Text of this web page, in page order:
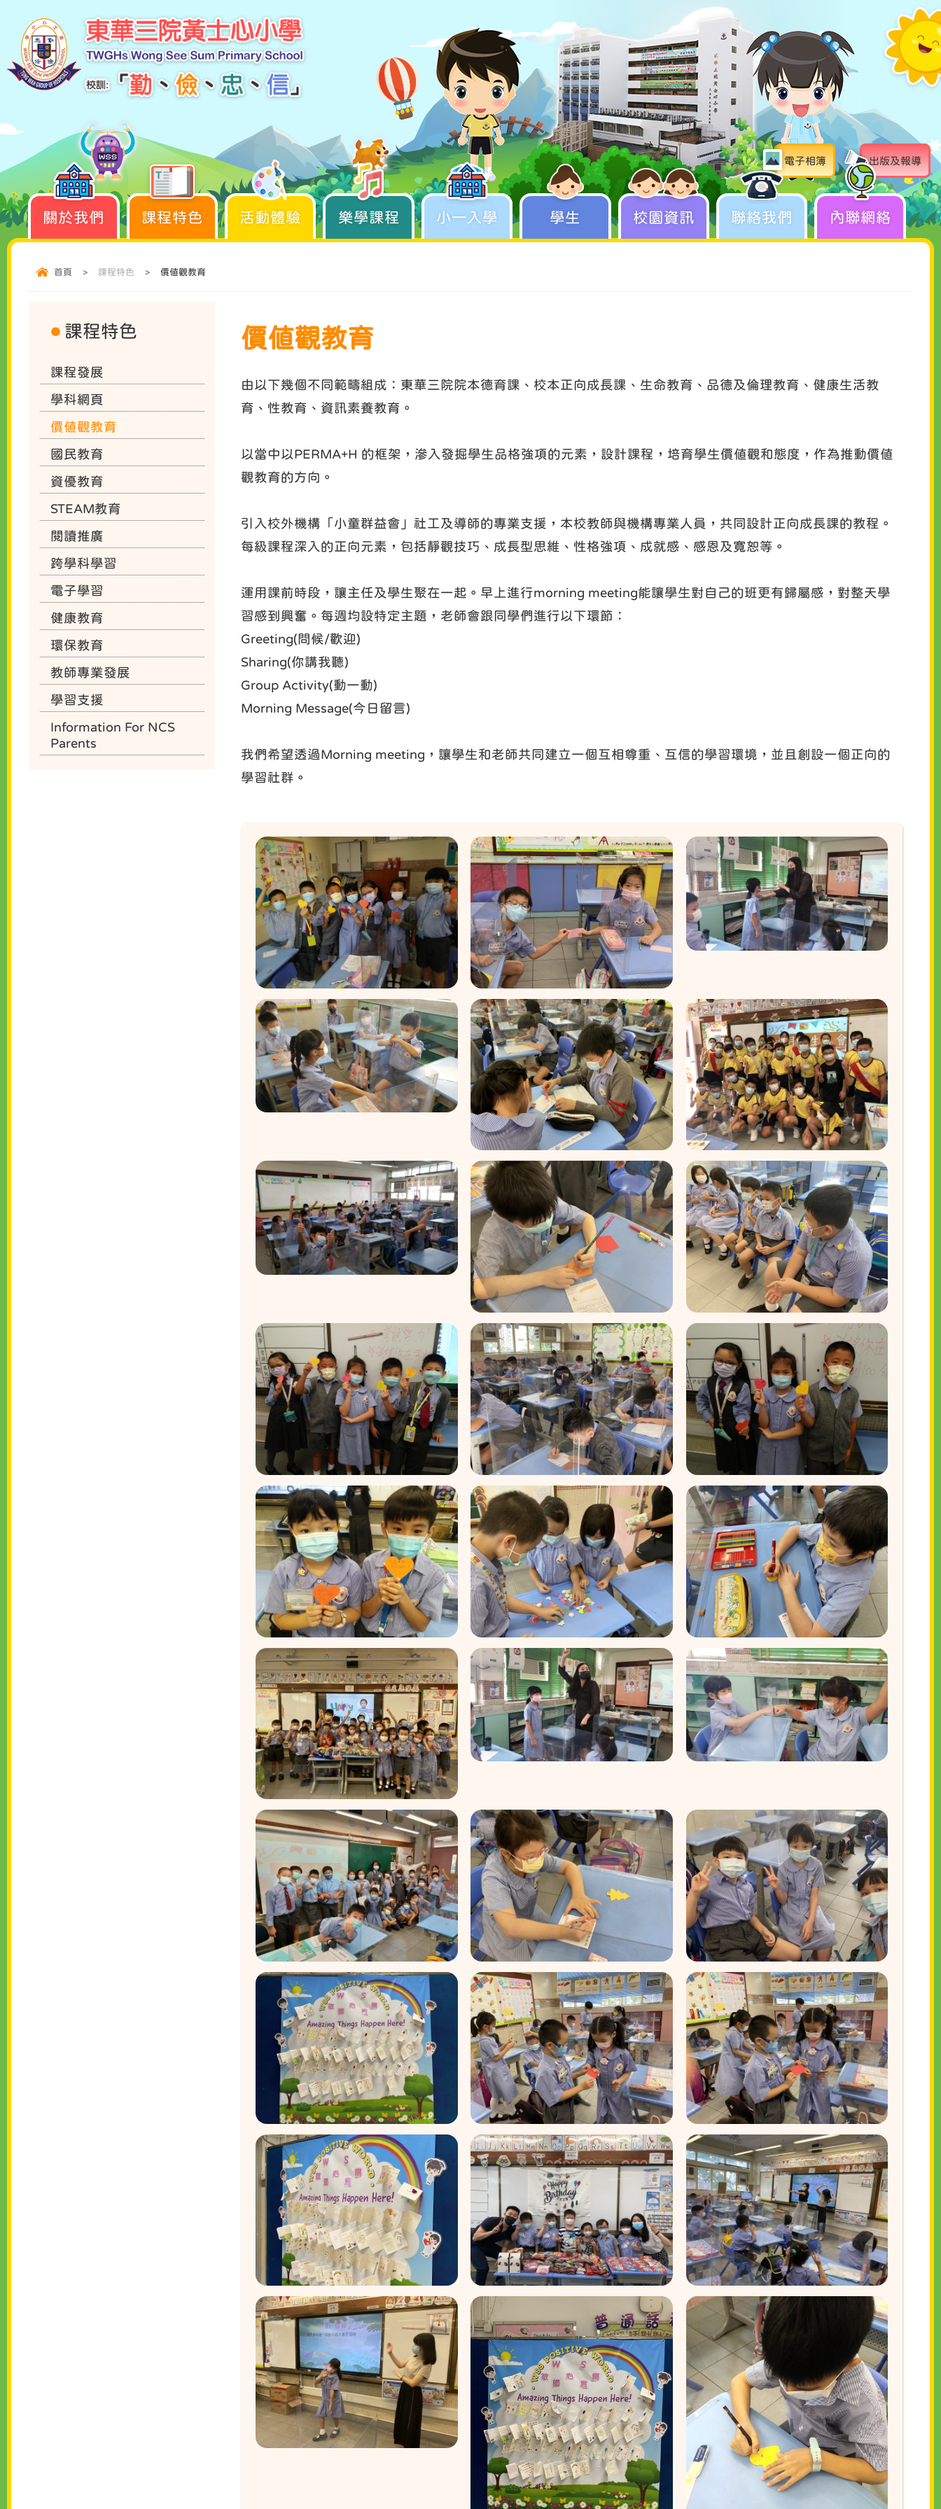
電子相簿 出版及報導
關於我們 課程特色 活動體驗 樂學課程 學生成長 學生 校園資訊 聯絡我們 內聯網絡
小一入學
首頁 > 課程特色 > 價值觀教育
價值觀教育
由以下幾個不同範疇組成：東華三院院本德育課、校本正向成長課、生命教育、品德及倫理教育、健康生活教
育、性教育、資訊素養教育。
以當中以PERMA+H 的框架，滲入發掘學生品格強項的元素，設計課程，培育學生價值觀和態度，作為推動價值
觀教育的方向。
引入校外機構「小童群益會」社工及導師的專業支援，本校教師與機構專業人員，共同設計正向成長課的教程。
每級課程深入的正向元素，包括靜觀技巧、成長型思維、性格強項、成就感、感恩及寬恕等。
運用課前時段，讓主任及學生聚在一起。早上進行morning meeting能讓學生對自己的班更有歸屬感，對整天學
習感到興奮。每週均設特定主題，老師會跟同學們進行以下環節：
Greeting(問候/歡迎)
Sharing(你講我聽)
Group Activity(動一動)
Morning Message(今日留言)
我們希望透過Morning meeting，讓學生和老師共同建立一個互相尊重、互信的學習環境，並且創設一個正向的
學習社群。
課程特色
課程發展
學科網頁
價值觀教育
國民教育
資優教育
STEAM教育
閱讀推廣
跨學科學習
電子學習
健康教育
環保教育
教師專業發展
學習支援
Information For NCS
Parents